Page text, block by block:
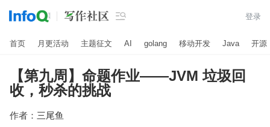
 登录
首页 月更活动 主题征文 AI golang 移动开发 Java 开源
【第九周】命题作业——JVM 垃圾回
收，秒杀的挑战
作者： 三尾鱼